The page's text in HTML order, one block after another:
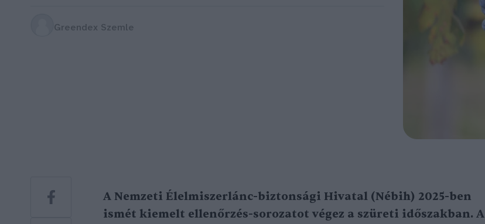
Greendex Szemle
A Nemzeti Élelmiszerlánc-biztonsági Hivatal (Nébih) 2025-ben
ismét kiemelt ellenőrzés-sorozatot végez a szüreti időszakban. A